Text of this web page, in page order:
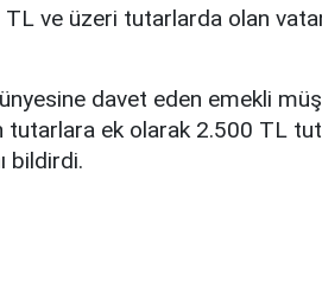
TL ve üzeri tutarlarda olan
davet eden emekli
tutarlara ek olarak 2.500 TL
bildirdi.